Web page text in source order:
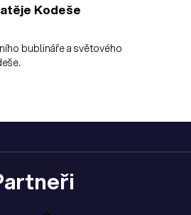
Kodeše
bublináře a světového